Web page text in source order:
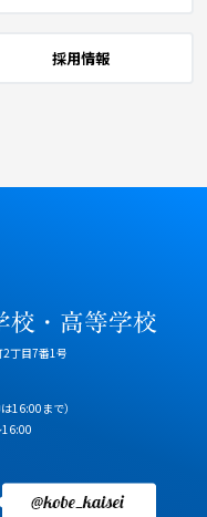
採用情報
丁目7番1号
16:00まで）